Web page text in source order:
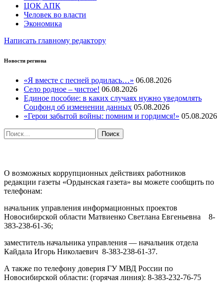
ЦОК АПК
Человек во власти
Экономика
Написать главному редактору
Новости региона
«Я вместе с песней родилась…» 06.08.2026
Село родное – чистое! 06.08.2026
Единое пособие: в каких случаях нужно уведомлять
Соцфонд об изменении данных 05.08.2026
«Герои забытой войны: помним и гордимся!» 05.08.2026
Найти:
О возможных коррупционных действиях работников
редакции газеты «Ордынская газета» вы можете сообщить по
телефонам:
начальник управления информационных проектов
Новосибирской области Матвиенко Светлана Евгеньевна 8-
383-238-61-36;
заместитель начальника управления — начальник отдела
Кайдала Игорь Николаевич 8-383-238-61-37.
А также по телефону доверия ГУ МВД России по
Новосибирской области: (горячая линия): 8-383-232-76-75